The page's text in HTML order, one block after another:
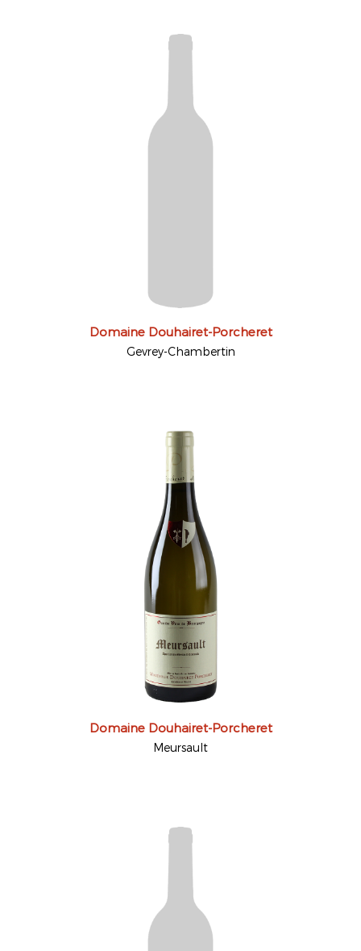
Domaine Douhairet-Porcheret
Gevrey-Chambertin
Domaine Douhairet-Porcheret
Meursault